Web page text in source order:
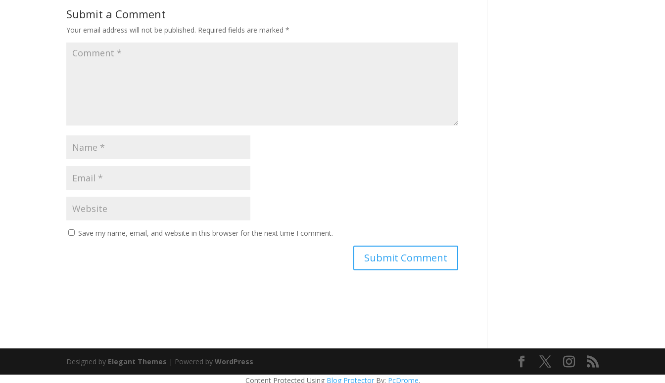
Submit a Comment
Your email address will not be published. Required fields are marked*
Save my name, email, and website in this browser for the next time I comment.
Designed by Elegant Themes | Powered byWordPress
Content Protected Using Blog ProtectorBy: PcDrome.